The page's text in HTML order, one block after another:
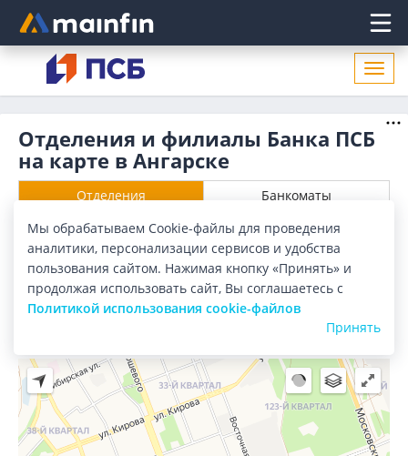
Главное меню
Отделения и филиалы Банка ПСБ
на карте в Ангарске
Отделения Банкоматы
Все банки Карта Список
Город:Ангарск
Мы обрабатываем Cookie-файлы для проведения
аналитики, персонализации сервисов и удобства
пользования сайтом. Нажимая кнопку «Принять» и
продолжая использовать сайт, Вы соглашаетесь с
Политикой использования cookie-файлов
Принять